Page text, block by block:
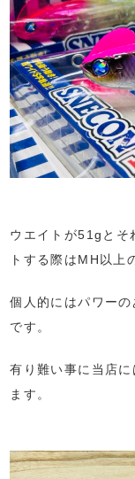
ウエイトが51gとそ
トする際はMH以上
個人的にはパワー
です。
有り難い事に当店
ます。